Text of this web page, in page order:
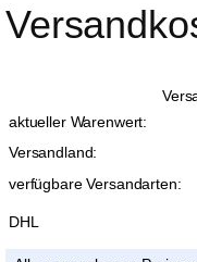
aktueller Warenwert:
Versandland:
verfügbare Versandarten:
DHL